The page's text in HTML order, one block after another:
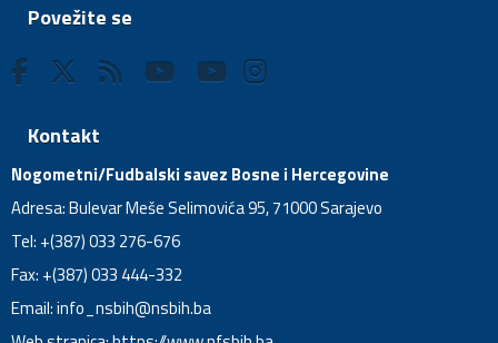
Povežite se
Kontakt
Nogometni/Fudbalski savez Bosne i Hercegovine
Adresa: Bulevar Meše Selimovića 95, 71000 Sarajevo
Tel: +(387) 033 276-676
Fax: +(387) 033 444-332
Email:info_nsbih@nsbih.ba